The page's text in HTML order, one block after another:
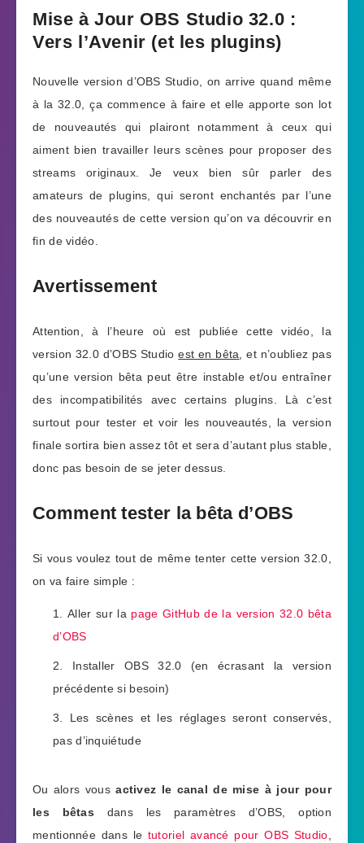
Mise à Jour OBS Studio 32.0 :
Vers l’Avenir (et les plugins)
Nouvelle version d’OBS Studio, on arrive quand même
à la 32.0, ça commence à faire et elle apporte son lot
de nouveautés qui plairont notamment à ceux qui
aiment bien travailler leurs scènes pour proposer des
streams originaux. Je veux bien sûr parler des
amateurs de plugins, qui seront enchantés par l’une
des nouveautés de cette version qu’on va découvrir en
fin de vidéo.
Avertissement
Attention, à l’heure où est publiée cette vidéo, la
version 32.0 d’OBS Studioest en bêta , et n’oubliez pas
qu’une version bêta peut être instable et/ou entraîner
des incompatibilités avec certains plugins. Là c’est
surtout pour tester et voir les nouveautés, la version
finale sortira bien assez tôt et sera d’autant plus stable,
donc pas besoin de se jeter dessus.
Comment tester la bêta d’OBS
Si vous voulez tout de même tenter cette version 32.0,
on va faire simple :
Aller sur la page GitHub de la version 32.0 bêta
d’OBS
Installer OBS 32.0 (en écrasant la version
précédente si besoin)
Les scènes et les réglages seront conservés,
pas d’inquiétude
Ou alors vousactivez le canal de mise à jour pour
les bêtas dans les paramètres d’OBS, option
mentionnée dans le tutoriel avancé pour OBS Studio,